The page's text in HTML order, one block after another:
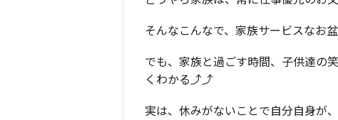
そんなこんなで、家族サービスなお盆
でも、家族と過ごす時間、子供達の
くわかる⤴⤴
実は、休みがないことで自分自身が